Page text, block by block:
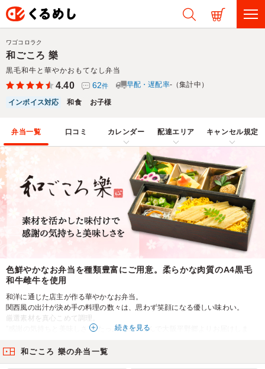
和ごころ 樂
黒毛和牛と華やかおもてなし弁当
ワゴコロラク
4.40 62件 早配・遅配率-（集計中）
インボイス対応 和食 お子様
弁当一覧 口コミ カレンダー 配達エリア キャンセル規定
色鮮やかなお弁当を種類豊富にご用意。柔らかな肉質のA4黒毛
和牛雌牛を使用
和洋に通じた店主が作る華やかなお弁当。
関西風の出汁が決め手の料理の数々は、思わず笑顔になる優しい味わい。
厳選素材を真心こめて調理。
”感謝の気持ちと美味しさ”をたっぷり詰め込んで大阪平野郷よりお届けしま
続きを見る
和ごころ 樂の弁当一覧